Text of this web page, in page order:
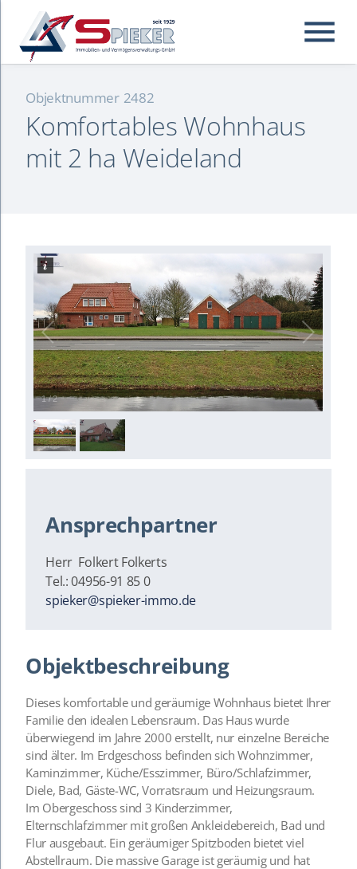
menu
Suchbegriffe
Objektnummer 2482
Komfortables Wohnhaus
mit 2 ha Weideland
1/2
Ansprechpartner
Herr Folkert Folkerts
Tel.: 04956-91 85 0
spieker@spieker-immo.de
Objektbeschreibung
Dieses komfortable und geräumige Wohnhaus bietet Ihrer
Familie den idealen Lebensraum. Das Haus wurde
überwiegend im Jahre 2000 erstellt, nur einzelne Bereiche
sind älter. Im Erdgeschoss befinden sich Wohnzimmer,
Kaminzimmer, Küche/Esszimmer, Büro/Schlafzimmer,
Diele, Bad, Gäste-WC, Vorratsraum und Heizungsraum.
Im Obergeschoss sind 3 Kinderzimmer,
Elternschlafzimmer mit großen Ankleidebereich, Bad und
Flur ausgebaut. Ein geräumiger Spitzboden bietet viel
Abstellraum. Die massive Garage ist geräumig und hat